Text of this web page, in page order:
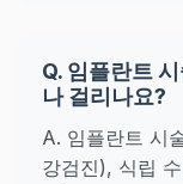
Q. 임플란트
나 걸리나요?
A. 임플란트 시
강검진), 식립